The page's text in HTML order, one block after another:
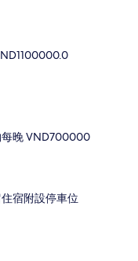
晚 VND700000
宿附設停車位